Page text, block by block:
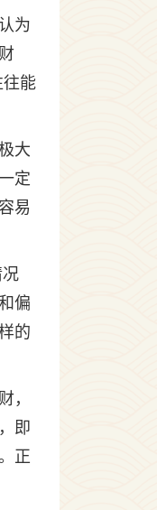
为
往能
大
定
易
偏
的
，
即
正